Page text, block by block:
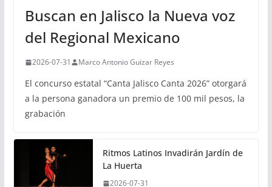
Buscan en Jalisco la Nueva voz
del Regional Mexicano
2026-07-31 Marco Antonio Guizar Reyes
El concurso estatal “Canta Jalisco Canta 2026” otorgará
a la persona ganadora un premio de 100 mil pesos, la
grabación
Ritmos Latinos Invadirán Jardín de
La Huerta
2026-07-31